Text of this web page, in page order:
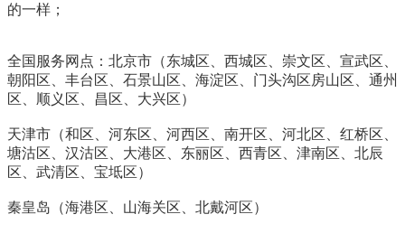
的一样；
全国服务网点：北京市（东城区、西城区、崇文区、宣武区、
朝阳区、丰台区、石景山区、海淀区、门头沟区房山区、通州
区、顺义区、昌区、大兴区）
天津市（和区、河东区、河西区、南开区、河北区、红桥区、
塘沽区、汉沽区、大港区、东丽区、西青区、津南区、北辰
区、武清区、宝坻区）
秦皇岛（海港区、山海关区、北戴河区）